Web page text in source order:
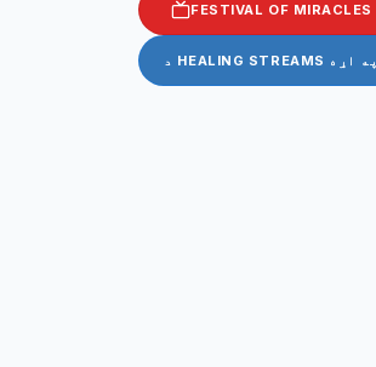
FESTIVAL OF MIRACLES
د HEALING STREAMS په اړه